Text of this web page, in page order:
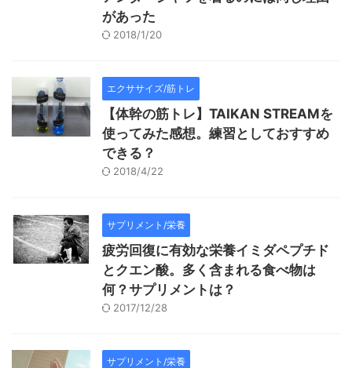
があった
2018/1/20
エクササイズ/筋トレ
【体幹の筋トレ】TAIKAN STREAMを
使ってみた感想。練習としておすすめ
できる？
2018/4/22
サプリメント/栄養
疲労回復に有効な栄養イミダペプチド
とクエン酸。多く含まれる食べ物は
何？サプリメントは？
2017/12/28
サプリメント/栄養